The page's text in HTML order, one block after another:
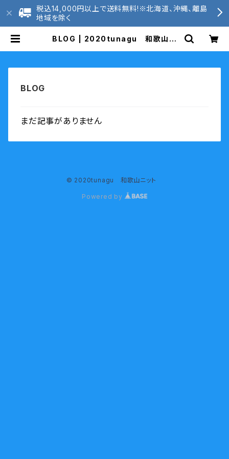
税込14,000円以上で送料無料!※北海道、沖縄、離島
地域を除く
BLOG | 2020tunagu 和歌山ニ
まだ記事がありません
© 2020tunagu 和歌山ニット
Powered by